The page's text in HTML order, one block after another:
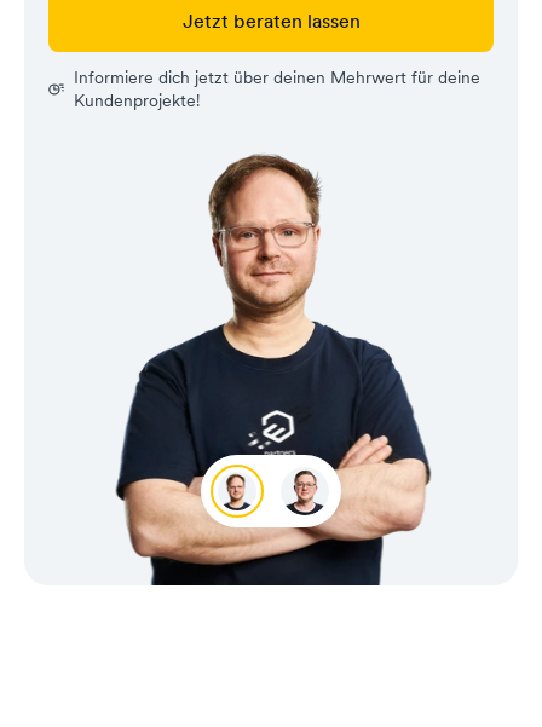
Wolfgang Max
Jetzt beraten lassen
Informiere dich jetzt über deinen Mehrwert für deine
Kundenprojekte!